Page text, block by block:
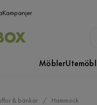
Kampanjer
Möbler
& bänkar Hammock